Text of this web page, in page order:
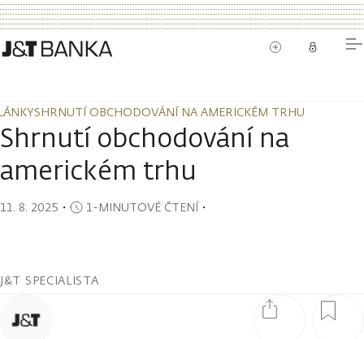
SHRNUTÍ OBCHODOVÁNÍ NA AMERICKÉM TRHU
SHRNUTÍ OBCHODOVÁNÍ NA AMERICKÉM TRHU
Shrnutí obchodování na
americkém trhu
11. 8. 2025 ・ 1-MINUTOVÉ ČTENÍ・
J&T SPECIALISTA